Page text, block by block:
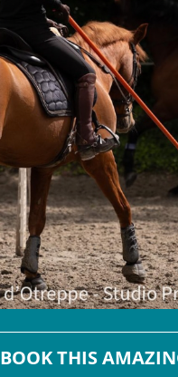
BOOK THIS